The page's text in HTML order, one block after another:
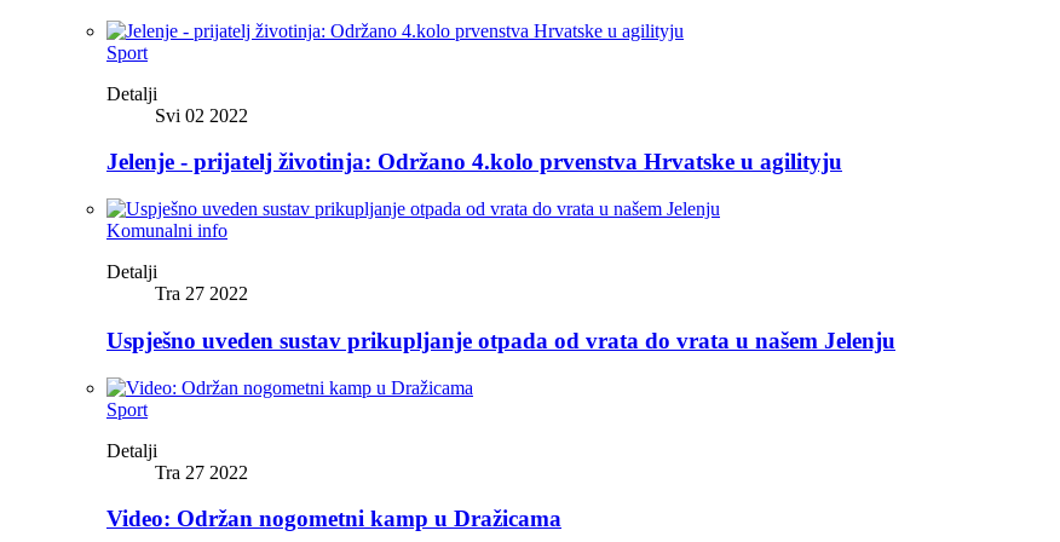
Sport
Detalji
Svi 02 2022
Jelenje - prijatelj životinja: Održano 4.kolo prvenstva Hrvatske u agilityju
Komunalni info
Detalji
Tra 27 2022
Uspješno uveden sustav prikupljanje otpada od vrata do vrata u našem Jelenju
Sport
Detalji
Tra 27 2022
Video: Održan nogometni kamp u Dražicama